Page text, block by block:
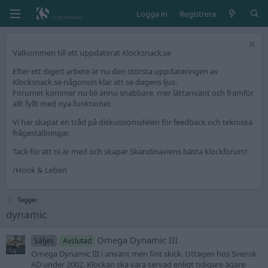
Logga in Registrera
Välkommen till ett uppdaterat Klocksnack.se
Efter ett digert arbete är nu den största uppdateringen av
Klocksnack.se någonsin klar att se dagens ljus.
Forumet kommer nu bli ännu snabbare, mer lättanvänt och framför
allt fyllt med nya funktioner.
Vi har skapat en tråd på diskussionsdelen för feedback och tekniska
frågeställningar.
Tack för att ni är med och skapar Skandinaviens bästa klockforum!
/Hook & Leben
Taggar
dynamic
Säljes Avslutad Omega Dynamic III
Omega Dynamic III i använt men fint skick. Uttagen hos Svensk
AD under 2002. Klockan ska vara servad enligt tidigare ägare